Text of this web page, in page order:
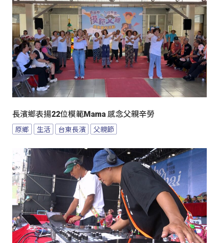
長濱鄉表揚22位模範Mama 感念父親辛勞
原鄉 生活 台東長濱 父親節